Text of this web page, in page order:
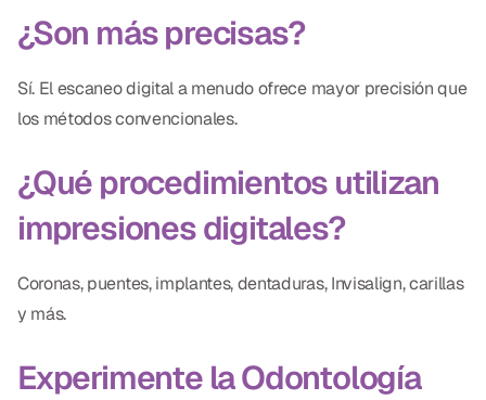
¿Son más precisas?
Sí. El escaneo digital a menudo ofrece mayor precisión que
los métodos convencionales.
¿Qué procedimientos utilizan
impresiones digitales?
Coronas, puentes, implantes, dentaduras, Invisalign, carillas
y más.
Experimente la Odontología